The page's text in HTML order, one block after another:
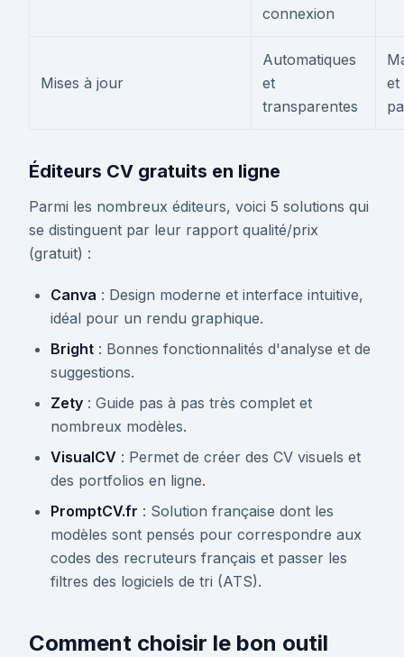
connexion
Mises à jour
Automatiques
et
transparentes
et
Éditeurs CV gratuits en ligne
Parmi les nombreux éditeurs, voici 5 solutions qui
se distinguent par leur rapport qualité/prix
(gratuit) :
Canva : Design moderne et interface intuitive,
idéal pour un rendu graphique.
Bright : Bonnes fonctionnalités d'analyse et de
suggestions.
Zety : Guide pas à pas très complet et
nombreux modèles.
VisualCV : Permet de créer des CV visuels et
des portfolios en ligne.
PromptCV.fr : Solution française dont les
modèles sont pensés pour correspondre aux
codes des recruteurs français et passer les
filtres des logiciels de tri (ATS).
Comment choisir le bon outil